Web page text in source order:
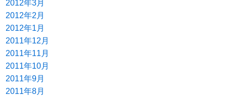
2012年3月
2012年2月
2012年1月
2011年12月
2011年11月
2011年10月
2011年9月
2011年8月